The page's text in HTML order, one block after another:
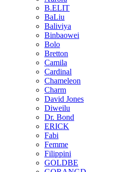
B.ELIT
BaLiu
Baliviya
Binbaowei
Bolo
Bretton
Camila
Cardinal
Chameleon
Charm
David Jones
Diweilu
Dr. Bond
ERICK
Fabi
Femme
Filippini
GOLDBE